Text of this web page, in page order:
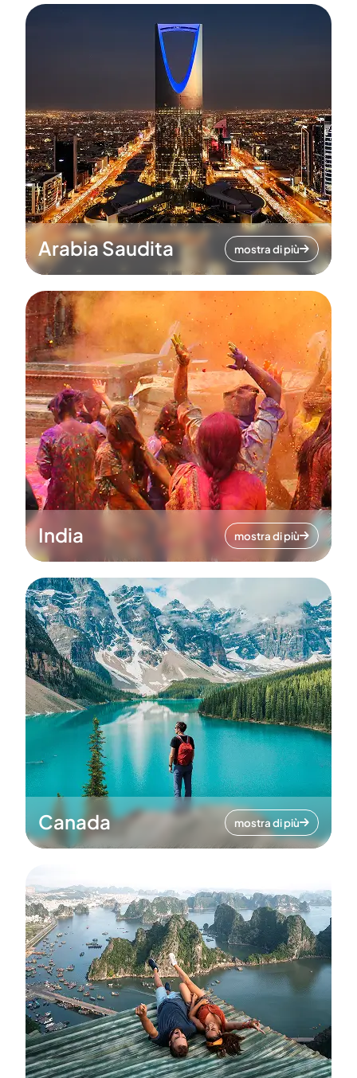
Arabia Saudita mostra di più
India mostra di più
Canada mostra di più